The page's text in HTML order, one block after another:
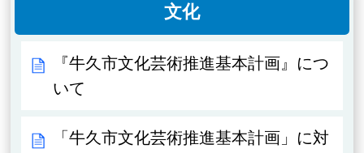
文化
『牛久市文化芸術推進基本計画』につ
いて
「牛久市文化芸術推進基本計画」に対